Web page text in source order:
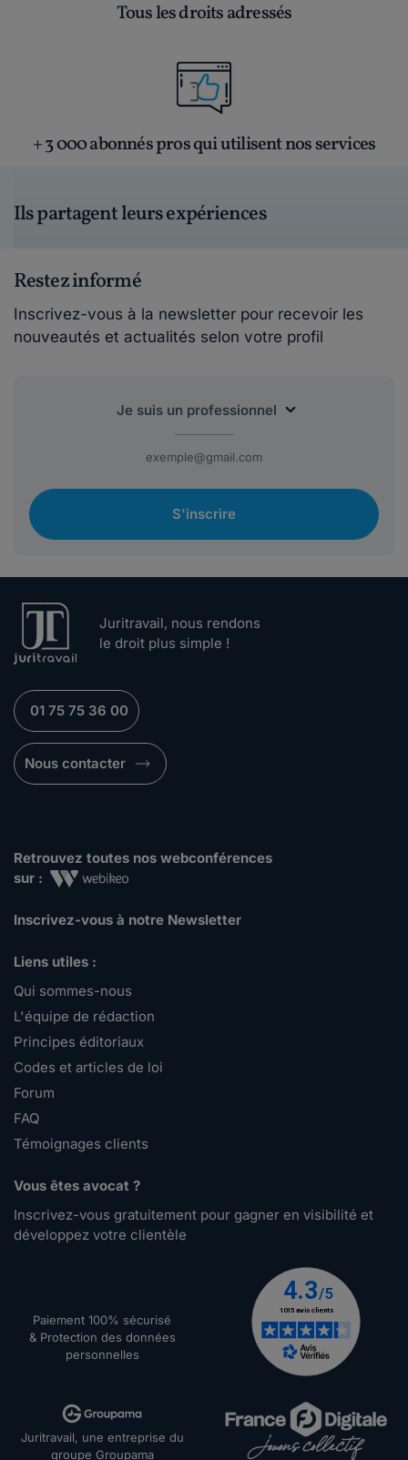
Tous les droits adressés
+ 3 000 abonnés pros qui utilisent nos services
Ils partagent leurs expériences
Restez informé
Inscrivez-vous à la newsletter pour recevoir les
nouveautés et actualités selon votre profil
S'inscrire
Juritravail, nous rendons
le droit plus simple !
01 75 75 36 00
Nous contacter
Retrouvez toutes nos webconférences
sur :
Inscrivez-vous à notre Newsletter
Liens utiles :
Qui sommes-nous
L'équipe de rédaction
Principes éditoriaux
Codes et articles de loi
Forum
FAQ
Témoignages clients
Vous êtes avocat ?
Inscrivez-vous gratuitement pour gagner en visibilité et
développez votre clientèle
Paiement 100% sécurisé
& Protection des données
personnelles
Juritravail, une entreprise du
groupe Groupama